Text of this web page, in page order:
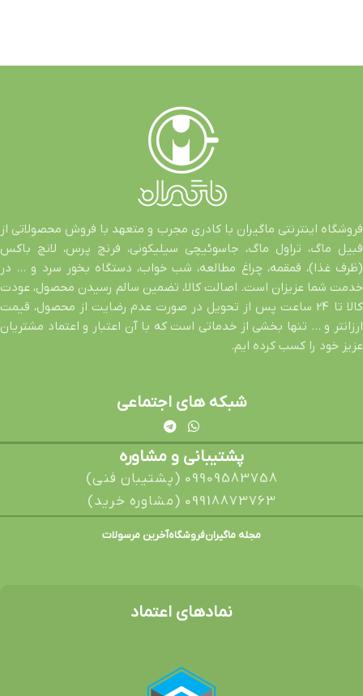
فروشگاه اینترنتی ماگیران با کادری مجرب و متعهد با فروش محصولاتی از
قبیل ماگ، تراول ماگ، جاسوئیچی سیلیکونی، فرنچ پرس، لانچ باکس
(ظرف غذا)، قمقمه، چراغ مطالعه، شب خواب، دستگاه بخور سرد و … در
خدمت شما عزیزان است. اصالت کالا، تضمین سالم رسیدن محصول، عودت
کالا تا 24 ساعت پس از تحویل در صورت عدم رضایت از محصول، قیمت
ارزانتر و … تنها بخشی از خدماتی است که با آن اعتبار و اعتماد مشتریان
عزیز خود را کسب کرده ایم.
شبکه های اجتماعی
پشتیبانی و مشاوره
09909583758 (پشتیبان فنی)
09918873763 (مشاوره خرید)
مجله ماگیرانفروشگاهآخرین مرسولات
نمادهای اعتماد